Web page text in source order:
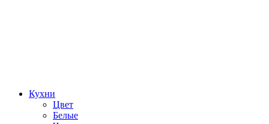
Кухни
Цвет
Белые